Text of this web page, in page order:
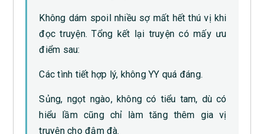
Không dám spoil nhiều sợ mất hết thú vị khi
đọc truyện. Tổng kết lại truyện có mấy ưu
điểm sau:
Các tình tiết hợp lý, không YY quá đáng.
Sủng, ngọt ngào, không có tiểu tam, dù có
hiểu lầm cũng chỉ làm tăng thêm gia vị
truyện cho đậm đà.